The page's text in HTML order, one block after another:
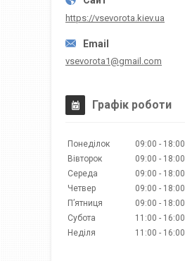
https://vsevorota.kiev.ua
vsevorota1@gmail.com
Графік роботи
Понеділок 09:00
18:00
Вівторок
09:00
18:00
Середа
09:00
18:00
Четвер
09:00
18:00
Пʼятниця
09:00
18:00
Субота
11:00
16:00
Неділя
11:00 16:00